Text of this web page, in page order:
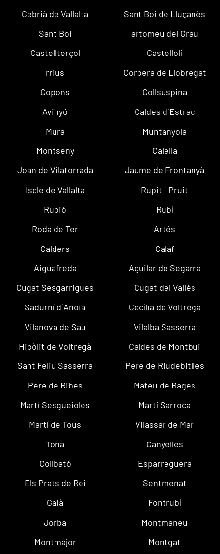
Cebrià de Vallalta
Sant Boi de Lluçanès
Sant Boi
artomeu del Grau
Castellterçol
Castellolí
rrius
Corbera de Llobregat
Copons
Collsuspina
Avinyó
Caldes d´Estrac
Mura
Muntanyola
Montseny
Calella
Joan de Vilatorrada
Jaume de Frontanyà
Iscle de Vallalta
Rupit i Pruit
Rubió
Rubí
Roda de Ter
Artés
Calders
Calaf
Aiguafreda
Aguilar de Segarra
Cugat Sesgarrigues
Cugat del Vallès
Sadurní d´Anoia
Cecília de Voltregà
Vilanova de Sau
Vilalba Sasserra
Hipòlit de Voltregà
Caldes de Montbui
Sant Feliu Sasserra
Pere de Riudebitlles
Pere de Ribes
Mateu de Bages
Martí Sesgueioles
Martí Sarroca
Martí de Tous
Vilassar de Mar
Tona
Canyelles
Collbató
Esparreguera
Els Prats de Rei
Sentmenat
Gaià
Fontrubí
Jorba
Montmaneu
Montmajor
Montgat